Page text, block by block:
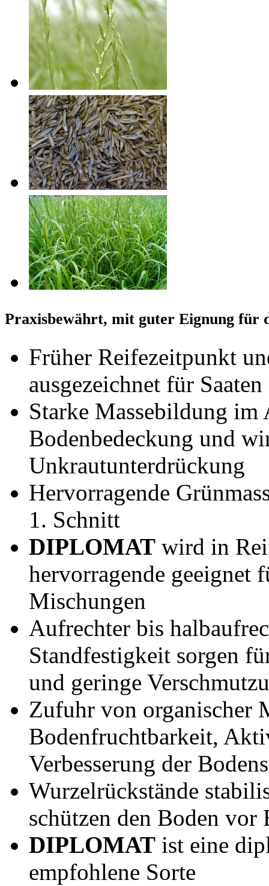
Praxisbewährt, mit guter Eignung für
Früher Reifezeitpunkt
ausgezeichnet für
Starke Massebildung im
Bodenbedeckung und
Unkrautunterdrückung
Hervorragende
1. Schnitt
DIPLOMAT wird in
hervorragende geeignet
Mischungen
Aufrechter bis
Standfestigkeit sorgen
und geringe
Zufuhr von organischer
Bodenfruchtbarkeit,
Verbesserung der
Wurzelrückstände
schützen den Boden vor
DIPLOMAT ist eine
empfohlene Sorte